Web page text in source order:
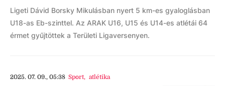
Ligeti Dávid Borsky Mikulásban nyert 5 km-es gyaloglásban
U18-as Eb-szinttel. Az ARAK U16, U15 és U14-es atlétái 64
érmet gyűjtöttek a Területi Ligaversenyen.
2025. 07. 09., 05:38 Sport, atlétika